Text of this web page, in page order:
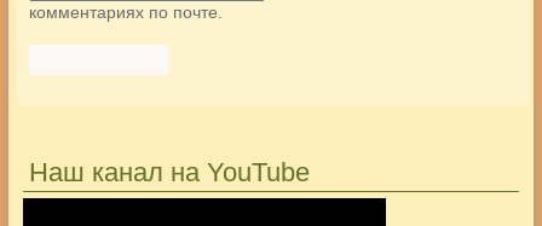
комментариях по почте.
Наш канал на YouTube